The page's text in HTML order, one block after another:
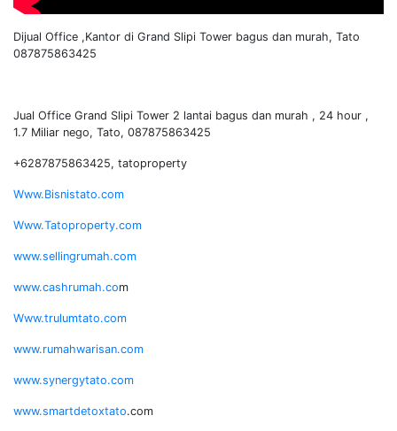
Dijual Office ,Kantor di Grand Slipi Tower bagus dan murah, Tato
087875863425
Jual Office Grand Slipi Tower 2 lantai bagus dan murah , 24 hour ,
1.7 Miliar nego, Tato, 087875863425
+6287875863425, tatoproperty
Www.Bisnistato.com
Www.Tatoproperty.com
www.sellingrumah.com
www.cashrumah.com
Www.trulumtato.com
www.rumahwarisan.com
www.synergytato.com
www.smartdetoxtato.com